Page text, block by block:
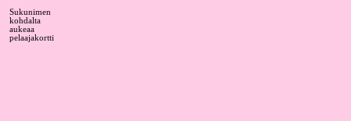
Sukunimen
kohdalta
aukeaa
pelaajakortti